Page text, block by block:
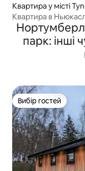
Квартира у місті
Квартира в
Wi-Fi + паркінг
парк: інші
Вибір гостей
Вибір гостей